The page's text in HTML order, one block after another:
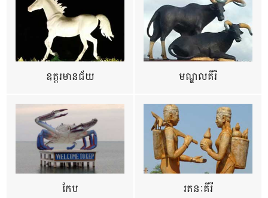
ឧត្ដរមានជ័យ មណ្ឌលគីរី
កែប រតនៈគីរី